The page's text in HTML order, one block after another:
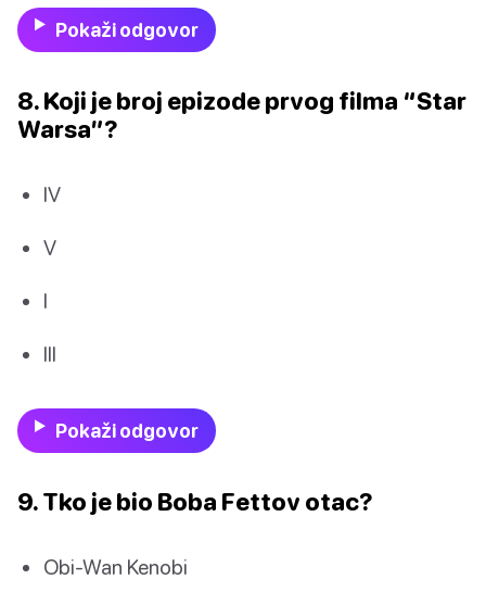
Pokaži odgovor
8. Koji je broj epizode prvog filma “Star
Warsa”?
IV
V
I
III
Pokaži odgovor
9. Tko je bio Boba Fettov otac?
Obi-Wan Kenobi